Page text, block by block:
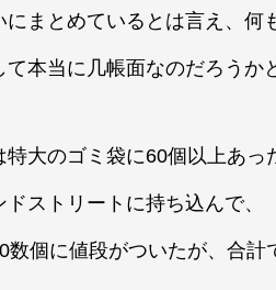
にまとめているとは言え、何
て本当に几帳面なのだろうか
特大のゴミ袋に60個以上あっ
ドストリートに持ち込んで、
数個に値段がついたが、合計